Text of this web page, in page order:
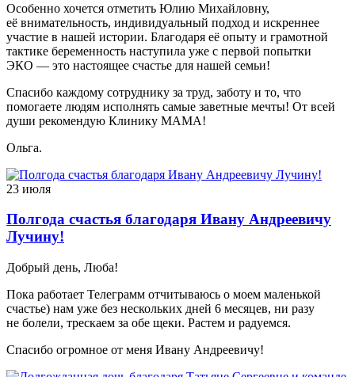
Особенно хочется отметить Юлию Михайловну,
её внимательность, индивидуальный подход и искреннее
участие в нашей истории. Благодаря её опыту и грамотной
тактике беременность наступила уже с первой попытки
ЭКО — это настоящее счастье для нашей семьи!
Спасибо каждому сотруднику за труд, заботу и то, что
помогаете людям исполнять самые заветные мечты! От всей
души рекомендую Клинику МАМА!
Ольга.
23 июля
Полгода счастья благодаря Ивану Андреевичу
Лучину!
Добрый день, Люба!
Пока работает Телеграмм отчитываюсь о моем маленькой
счастье) нам уже без нескольких дней 6 месяцев, ни разу
не болели, трескаем за обе щеки. Растем и радуемся.
Спасибо огромное от меня Ивану Андреевичу!